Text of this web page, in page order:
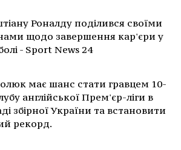
Роналду поділився своїми
щодо завершення кар'єри у
- Sport News 24
має шанс стати гравцем 10-
англійської Прем'єр-ліги в
збірної України та встановити
рекорд.